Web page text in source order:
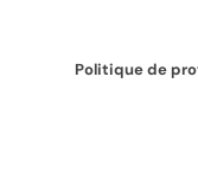
Politique de